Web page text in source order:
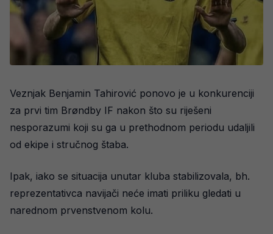
Veznjak Benjamin Tahirović ponovo je u konkurenciji
za prvi tim Brøndby IF nakon što su riješeni
nesporazumi koji su ga u prethodnom periodu udaljili
od ekipe i stručnog štaba.
Ipak, iako se situacija unutar kluba stabilizovala, bh.
reprezentativca navijači neće imati priliku gledati u
narednom prvenstvenom kolu.